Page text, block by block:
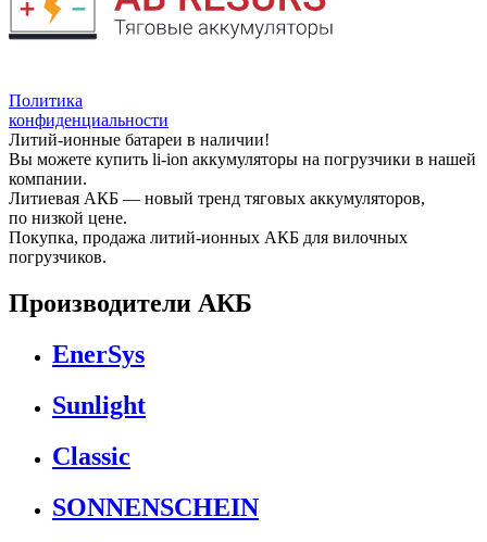
Политика
конфиденциальности
Литий-ионные батареи в наличии!
Вы можете купить li-ion аккумуляторы на погрузчики в нашей
компании.
Литиевая АКБ — новый тренд тяговых аккумуляторов,
по низкой цене.
Покупка, продажа литий-ионных АКБ для вилочных
погрузчиков.
Производители АКБ
EnerSys
Sunlight
Classic
SONNENSCHEIN